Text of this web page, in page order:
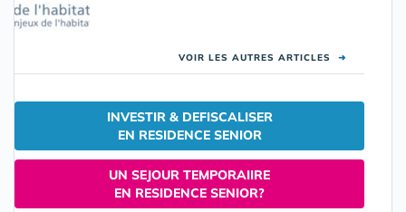
VOIR LES AUTRES ARTICLES ➜
INVESTIR & DEFISCALISER
EN RESIDENCE SENIOR
UN SEJOUR TEMPORAIIRE
EN RESIDENCE SENIOR?